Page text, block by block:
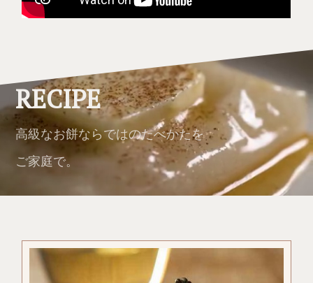
RECIPE
高級なお餅ならではのたべかたを
ご家庭で。